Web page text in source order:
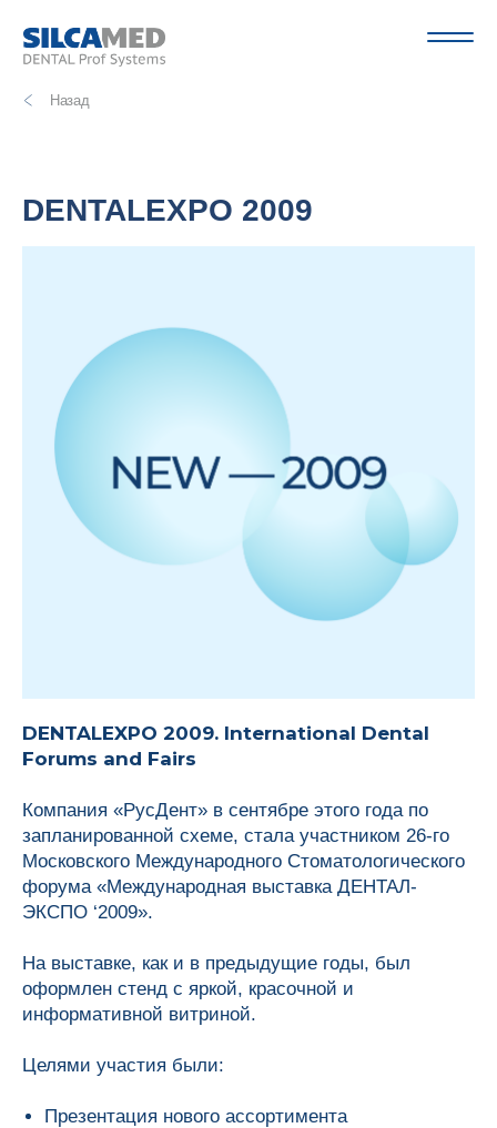
DENTALEXPO 2009
DENTALEXPO 2009. International Dental
Forums and Fairs
Компания «РусДент» в сентябре этого года по
запланированной схеме, стала участником 26-го
Московского Международного Стоматологического
форума «Международная выставка ДЕНТАЛ-
ЭКСПО ‘2009».
На выставке, как и в предыдущие годы, был
оформлен стенд с яркой, красочной и
информативной витриной.
Целями участия были:
Презентация нового ассортимента